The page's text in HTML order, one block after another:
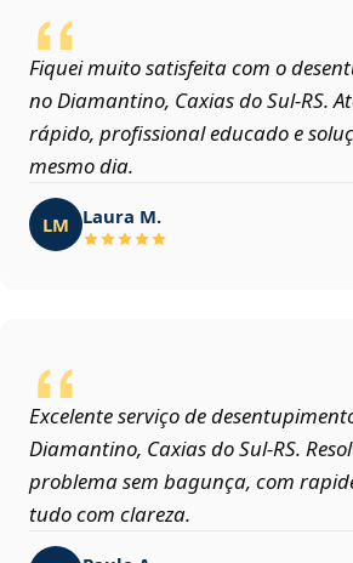
Fiquei muito satisfeita com o
no Diamantino, Caxias do Sul‑RS.
rápido, profissional educado e
mesmo dia.
LM Laura M.
Excelente serviço de
Diamantino, Caxias do Sul‑RS.
problema sem bagunça, com
tudo com clareza.